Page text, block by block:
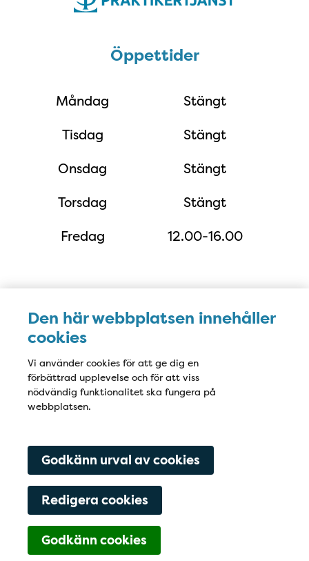
Den här webbplatsen innehåller
cookies
Vi använder cookies för att ge dig en
förbättrad upplevelse och för att viss
nödvändig funktionalitet ska fungera på
webbplatsen.
Godkänn urval av cookies
Redigera cookies
Godkänn cookies
Öppettider
Måndag
Stängt
Tisdag
Stängt
Onsdag
Stängt
Torsdag
Stängt
Fredag
12.00-16.00
Karta